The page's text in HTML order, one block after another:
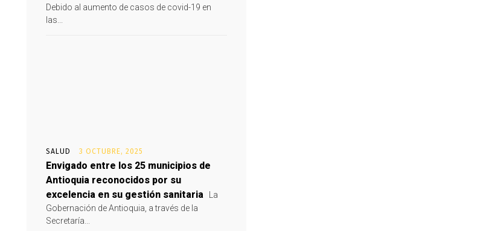
Debido al aumento de casos de covid-19 en
las...
SALUD 3 OCTUBRE, 2025
Envigado entre los 25 municipios de
Antioquia reconocidos por su
excelencia en su gestión sanitaria
La
Gobernación de Antioquia, a través de la
Secretaría...